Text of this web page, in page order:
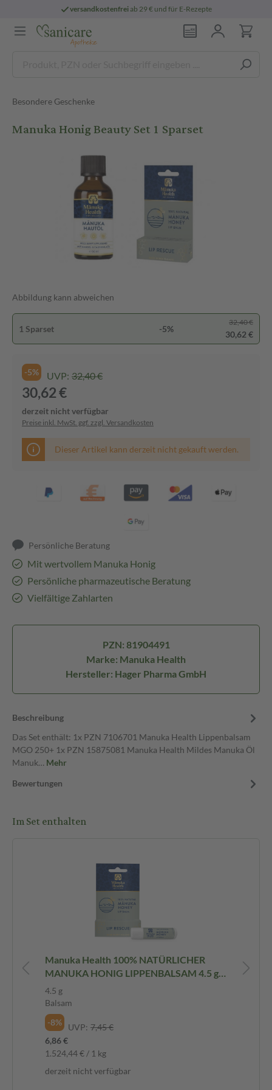
versandkostenfreiab 29 € und für E-Rezepte
Besondere Geschenke
Manuka Honig Beauty Set 1 Sparset
Abbildung kann abweichen
1 Sparset -5%
32,40 €
30,62 €
-5% UVP: 32,40 €
30,62 €
derzeit nicht verfügbar
Preise inkl. MwSt. ggf. zzgl. Versandkosten
Dieser Artikel kann derzeit nicht gekauft werden.
Persönliche Beratung
Mit wertvollem Manuka Honig
Persönliche pharmazeutische Beratung
Vielfältige Zahlarten
PZN: 81904491
Marke: Manuka Health
Hersteller: Hager Pharma GmbH
Beschreibung
Das Set enthält: 1x PZN 7106701 Manuka Health Lippenbalsam
MGO 250+ 1x PZN 15875081 Manuka Health Mildes Manuka Öl
Manuk… Mehr
Bewertungen
Im Set enthalten
Manuka Health 100% NATÜRLICHER
MANUKA HONIG LIPPENBALSAM 4.5 g
Balsam
4.5 g
Balsam
-8%
UVP: 7,45 €
6,86 €
1.524,44 € / 1 kg
derzeit nicht verfügbar